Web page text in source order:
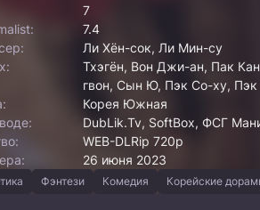
7
7.4
Ли Хён-сок, Ли Мин-су
Тхэгён, Вон Джи-ан, Пак
гвон, Сын Ю, Пэк Со-ху,
Корея Южная
DubLik.Tv, SoftBox, ФСГ
WEB-DLRip 720p
26 июня 2023
Фэнтези Комедия Корейские